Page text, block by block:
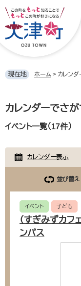
ジ
の
す。
ュ
ー
し
文
現在地 ホーム > カレン
文
カレンダーでさが
イベント一覧（17件）
カレンダー表示
並び替え
イベント 子ども
（すぎみずカフ
ンパス